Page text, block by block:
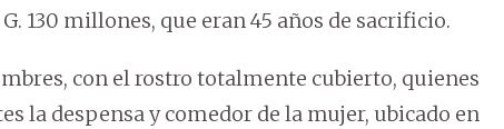
130 millones, que eran 45 años de sacrificio.
con el rostro totalmente cubierto, quienes
la despensa y comedor de la mujer, ubicado en